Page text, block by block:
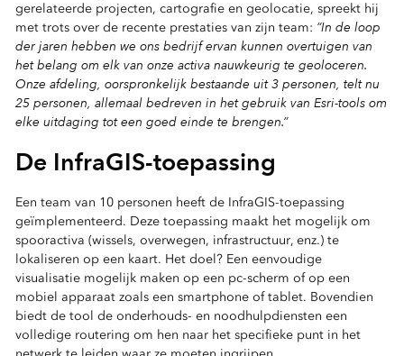
gerelateerde projecten, cartografie en geolocatie, spreekt hij
met trots over de recente prestaties van zijn team: “In de loop
der jaren hebben we ons bedrijf ervan kunnen overtuigen van
het belang om elk van onze activa nauwkeurig te geoloceren.
Onze afdeling, oorspronkelijk bestaande uit 3 personen, telt nu
25 personen, allemaal bedreven in het gebruik van Esri-tools om
elke uitdaging tot een goed einde te brengen.”
De InfraGIS-toepassing
Een team van 10 personen heeft de InfraGIS-toepassing
geïmplementeerd. Deze toepassing maakt het mogelijk om
spooractiva (wissels, overwegen, infrastructuur, enz.) te
lokaliseren op een kaart. Het doel? Een eenvoudige
visualisatie mogelijk maken op een pc-scherm of op een
mobiel apparaat zoals een smartphone of tablet. Bovendien
biedt de tool de onderhouds- en noodhulpdiensten een
volledige routering om hen naar het specifieke punt in het